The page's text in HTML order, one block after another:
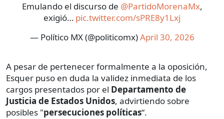
Emulando el discurso de @PartidoMorenaMx,
exigió… pic.twitter.com/sPRE8y1Lxj
— Político MX (@politicomx)April 30, 2026
A pesar de pertenecer formalmente a la oposición,
Esquer puso en duda la validez inmediata de los
cargos presentados por el Departamento de
Justicia de Estados Unidos, advirtiendo sobre
posibles "persecuciones políticas“.